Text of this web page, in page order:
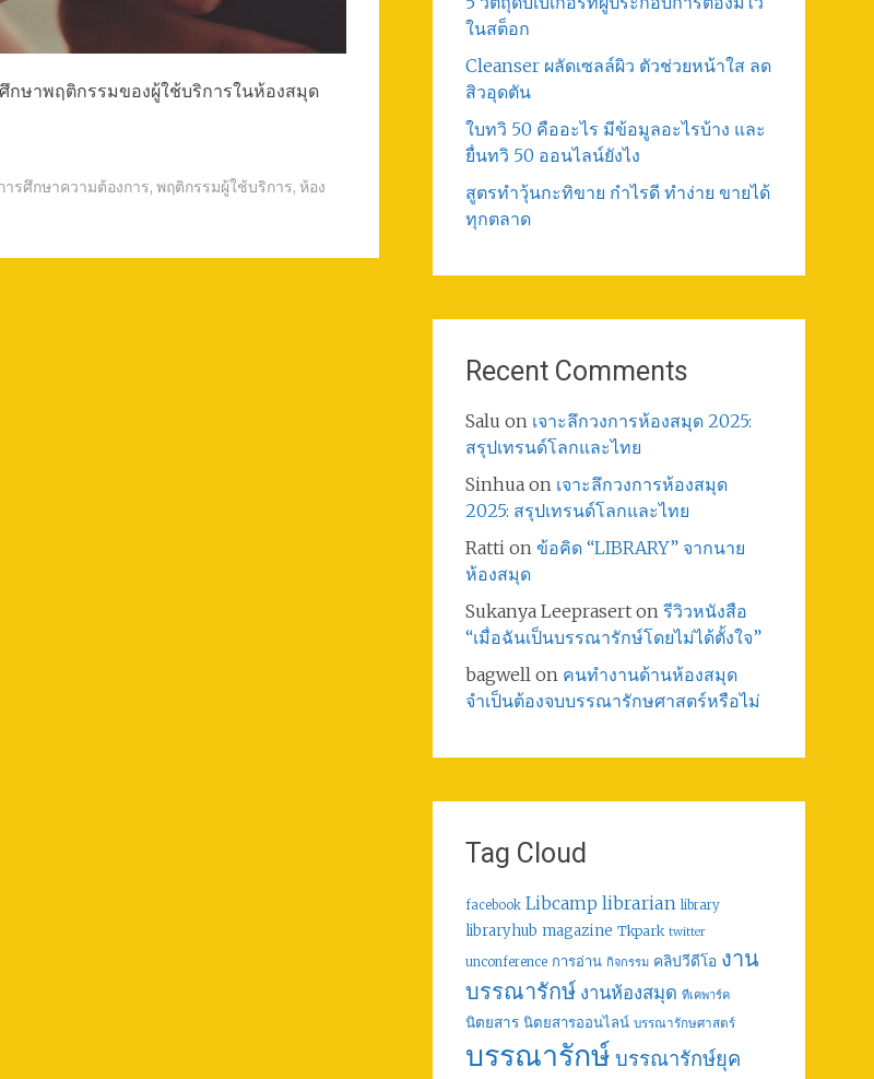
กษาพฤติกรรมของผู้ใช้บริการในห้องสมุด
ารศึกษาความต้องการ, พฤติกรรมผู้ใช้บริการ, ห้อง
ในสต็อก
Cleanser ผลัดเซลล์ผิว ตัวช่วยหน้าใส ลด
สิวอุดตัน
ใบทวิ 50 คืออะไร มีข้อมูลอะไรบ้าง และ
ยื่นทวิ 50 ออนไลน์ยังไง
สูตรทําวุ้นกะทิขาย กำไรดี ทำง่าย ขายได้
ทุกตลาด
Recent Comments
Salu on เจาะลึกวงการห้องสมุด 2025:
สรุปเทรนด์โลกและไทย
Sinhuaon เจาะลึกวงการห้องสมุด
2025: สรุปเทรนด์โลกและไทย
Rattion ข้อคิด “LIBRARY” จากนาย
ห้องสมุด
Sukanya Leepraserton รีวิวหนังสือ
“เมื่อฉันเป็นบรรณารักษ์โดยไม่ได้ตั้งใจ”
bagwellon คนทำงานด้านห้องสมุด
จำเป็นต้องจบบรรณารักษศาสตร์หรือไม่
Tag Cloud
facebook Libcamp librarian library
libraryhub magazine Tkpark twitter
unconference การอ่าน กิจกรรม คลิปวีดีโอ งาน
บรรณารักษ์ งานห้องสมุด ทีเคพาร์ค
นิตยสาร นิตยสารออนไลน์ บรรณารักษศาสตร์
บรรณารักษ์ บรรณารักษ์ยุค